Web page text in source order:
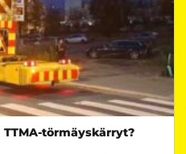
törmäyskärryt?